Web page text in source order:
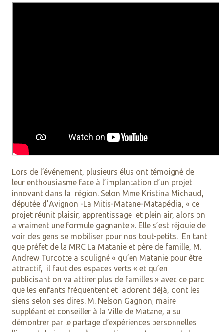
Lors de l’événement, plusieurs élus ont témoigné de
leur enthousiasme face à l’implantation d’un projet
innovant dans la région. Selon Mme Kristina Michaud,
députée d’Avignon -La Mitis-Matane-Matapédia, « ce
projet réunit plaisir, apprentissage et plein air, alors on
a vraiment une formule gagnante ». Elle s’est réjouie de
voir des gens se mobiliser pour nos tout-petits. En tant
que préfet de la MRC La Matanie et père de famille, M.
Andrew Turcotte a souligné « qu’en Matanie pour être
attractif, il faut des espaces verts « et qu’en
publicisant on va attirer plus de familles » avec ce parc
que les enfants fréquentent et adorent déjà, dont les
siens selon ses dires. M. Nelson Gagnon, maire
suppléant et conseiller à la Ville de Matane, a su
démontrer par le partage d’expériences personnelles